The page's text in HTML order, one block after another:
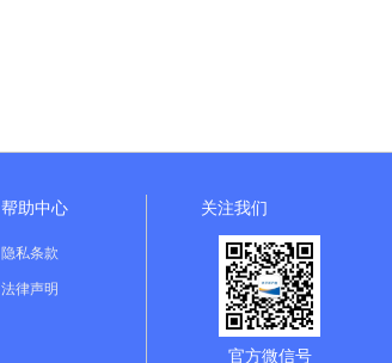
帮助中心
隐私条款
法律声明
关注我们
官方微信号